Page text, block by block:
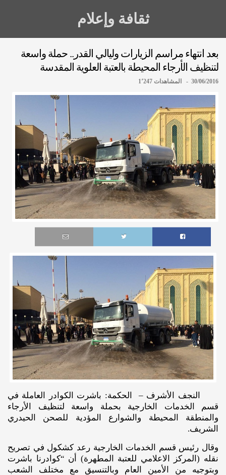
ثقافة وإعلام
بعد انتهاء مراسم الزيارات وليالي القدر.. حملة واسعة
لتنظيف الأرجاء المحيطة بالعتبة العلوية المقدسة
30/06/2016 - المشاهدات 1٬247
النجف الأشرف – الحكمة: باشرت الكوادر العاملة في
قسم الخدمات الخارجية بحملة واسعة لتنظيف الأرجاء
والمنطقة المحيطة والشوارع المؤدية للصحن الحيدري
الشريف.
وقال رئيس قسم الخدمات الخارجية رعد كشكول في تصريح
نقله (المركز الاعلامي للعتبة المطهرة) أن “كوادرنا باشرت
وبتوجيه من الأمين العام وبالتنسيق مع مختلف الشعب